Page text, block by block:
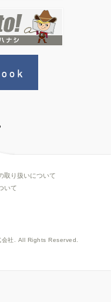
取り扱いについて
いて
社. All Rights Reserved.